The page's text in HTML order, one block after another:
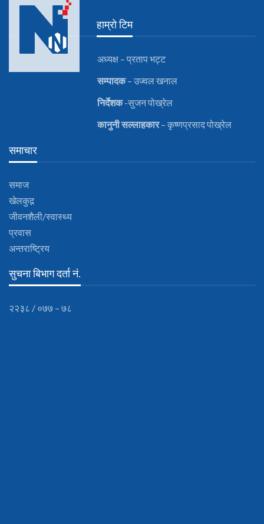
हाम्रो टिम
अध्यक्ष – प्रताप भट्ट
सम्पादक– उज्वल खनाल
निर्देशक-सुजन पोख्रेल
कानुनीसल्लाहकार– कृष्णप्रसाद पोख्रेल
समाचार
समाज
खेलकुद़़
जीवनशैली/स्वास्थ्य
प्रवास
अन्तराष्ट्रिय
सुचना बिभाग दर्ता नं.
२२३८ / ०७७ – ७८